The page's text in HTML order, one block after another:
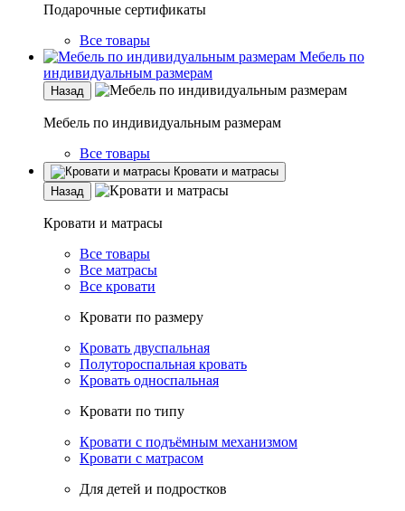
Подарочные сертификаты
Все товары
Мебель по
индивидуальным размерам
Назад
Мебель по индивидуальным размерам
Все товары
Кровати и матрасы
Назад
Кровати и матрасы
Все товары
Все матрасы
Все кровати
Кровати по размеру
Кровать двуспальная
Полутороспальная кровать
Кровать односпальная
Кровати по типу
Кровати с подъёмным механизмом
Кровати с матрасом
Для детей и подростков